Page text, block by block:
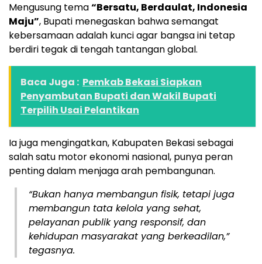
Mengusung tema“Bersatu, Berdaulat, Indonesia
Maju”, Bupati menegaskan bahwa semangat
kebersamaan adalah kunci agar bangsa ini tetap
berdiri tegak di tengah tantangan global.
Baca Juga : Pemkab Bekasi Siapkan
Penyambutan Bupati dan Wakil Bupati
Terpilih Usai Pelantikan
Ia juga mengingatkan, Kabupaten Bekasi sebagai
salah satu motor ekonomi nasional, punya peran
penting dalam menjaga arah pembangunan.
“Bukan hanya membangun fisik, tetapi juga
membangun tata kelola yang sehat,
pelayanan publik yang responsif, dan
kehidupan masyarakat yang berkeadilan,”
tegasnya.